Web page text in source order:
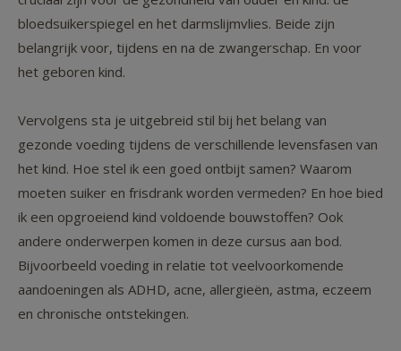
bloedsuikerspiegel en het darmslijmvlies. Beide zijn
belangrijk voor, tijdens en na de zwangerschap. En voor
het geboren kind.
Vervolgens sta je uitgebreid stil bij het belang van
gezonde voeding tijdens de verschillende levensfasen van
het kind. Hoe stel ik een goed ontbijt samen? Waarom
moeten suiker en frisdrank worden vermeden? En hoe bied
ik een opgroeiend kind voldoende bouwstoffen? Ook
andere onderwerpen komen in deze cursus aan bod.
Bijvoorbeeld voeding in relatie tot veelvoorkomende
aandoeningen als ADHD, acne, allergieën, astma, eczeem
en chronische ontstekingen.